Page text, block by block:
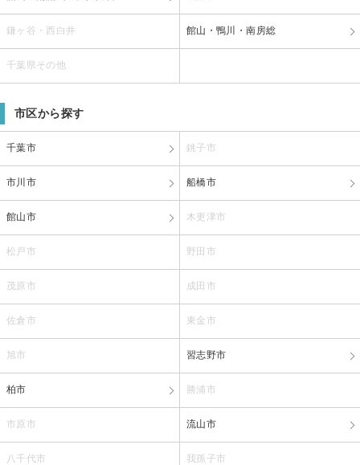
鎌ヶ谷・西白井 館山・鴨川・南房総
千葉県その他
市区から探す
千葉市 銚子市
市川市 船橋市
館山市 木更津市
松戸市 野田市
茂原市 成田市
佐倉市 東金市
旭市 習志野市
柏市 勝浦市
市原市 流山市
八千代市 我孫子市